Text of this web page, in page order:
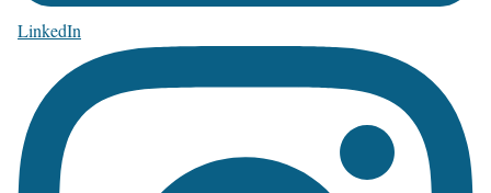
LinkedIn